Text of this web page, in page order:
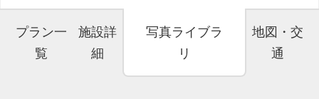
プラン一
覧
施設詳
細
写真ライブラ
リ
地図・交
通